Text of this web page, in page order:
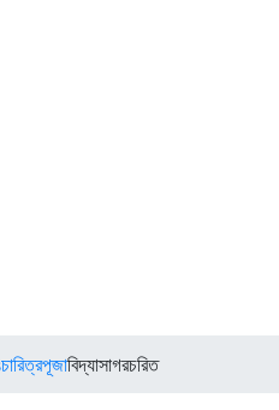
চারিত্রপূজাবিদ্যাসাগরচরিত